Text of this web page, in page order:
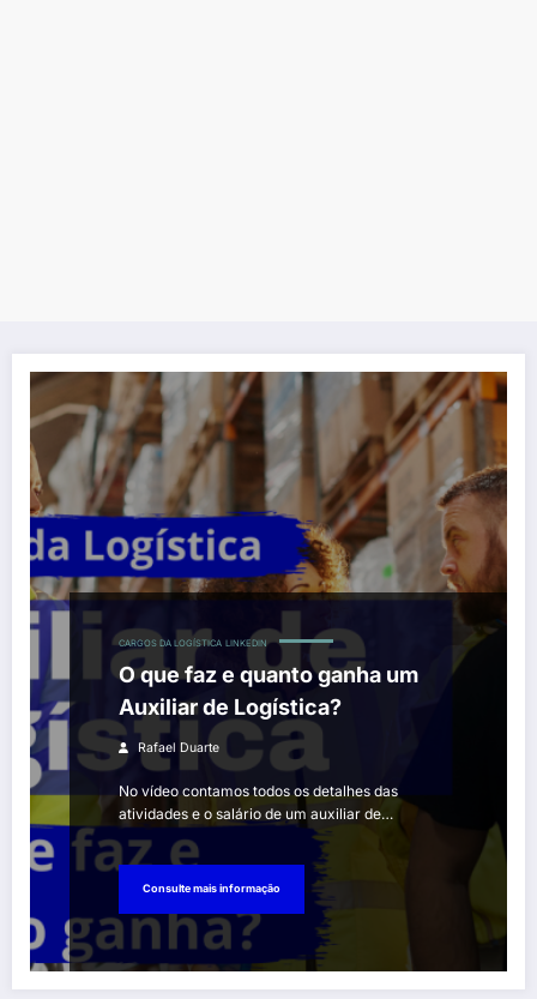
CARGOS DA LOGÍSTICA LINKEDIN
O que faz e quanto ganha um
Auxiliar de Logística?
Rafael Duarte
No vídeo contamos todos os detalhes das
atividades e o salário de um auxiliar de…
Consulte mais informação